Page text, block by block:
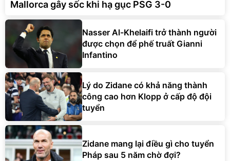
Mallorca gây sốc khi hạ gục PSG 3-0
Nasser Al-Khelaifi trở thành người
được chọn để phế truất Gianni
Infantino
Lý do Zidane có khả năng thành
công cao hơn Klopp ở cấp độ đội
tuyển
Zidane mang lại điều gì cho tuyển
Pháp sau 5 năm chờ đợi?